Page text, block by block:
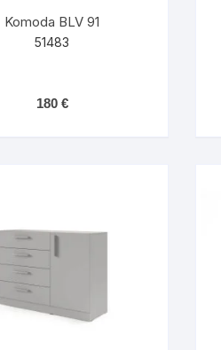
Komoda BLV 91
51483
180 €